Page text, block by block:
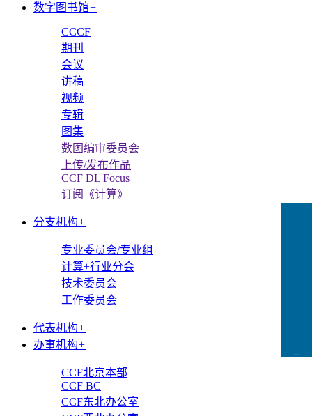
数字图书馆+
CCCF
期刊
会议
讲稿
视频
专辑
图集
数图编审委员会
上传/发布作品
CCF DL Focus
订阅《计算》
分支机构+
专业委员会/专业组
计算+行业分会
技术委员会
工作委员会
代表机构+
办事机构+
CCF北京本部
CCF BC
CCF东北办公室